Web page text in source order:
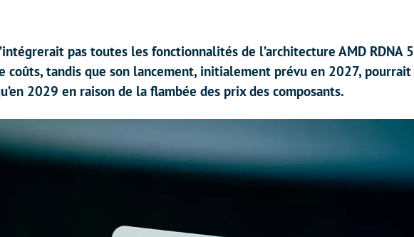
pas toutes les fonctionnalités de l’architecture AMD RDNA 5
coûts, tandis que son lancement, initialement prévu en 2027, pourrait
2029 en raison de la flambée des prix des composants.